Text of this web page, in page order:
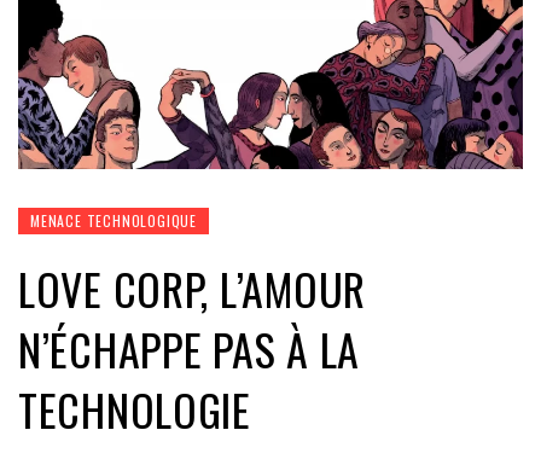
MENACE TECHNOLOGIQUE
LOVE CORP, L’AMOUR
N’ÉCHAPPE PAS À LA
TECHNOLOGIE